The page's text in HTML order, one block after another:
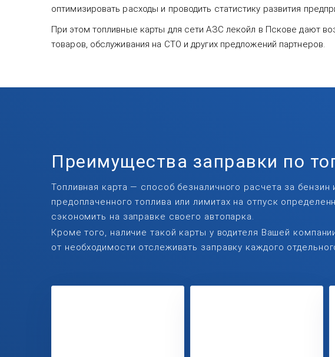
оптимизировать расходы и проводить статистику развития
При этом топливные карты для сети АЗС лекойл в Пскове дают
товаров, обслуживания на СТО и других предложений партнеров.
Преимущества заправки по
Топливная карта — способ безналичного расчета за
предоплаченного топлива или лимитах на отпуск
сэкономить на заправке своего автопарка.
Кроме того, наличие такой карты у водителя Вашей
от необходимости отслеживать заправку каждого